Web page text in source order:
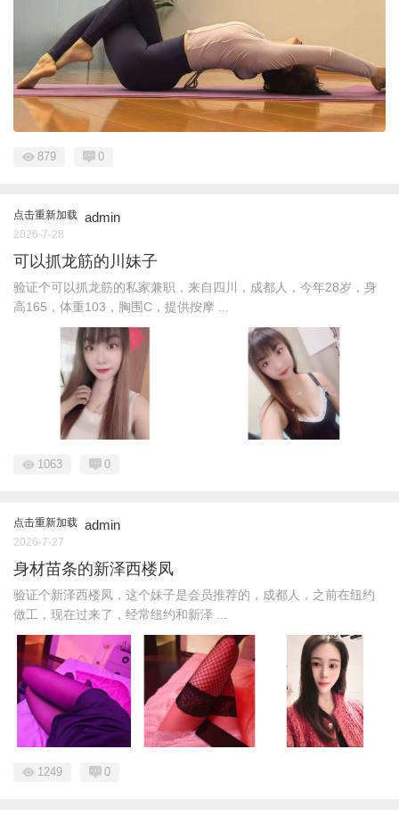
879 0
点击重新加载 admin
2026-7-28
可以抓龙筋的川妹子
验证个可以抓龙筋的私家兼职，来自四川，成都人，今年28岁，身
高165，体重103，胸围C，提供按摩 ...
1063 0
点击重新加载 admin
2026-7-27
身材苗条的新泽西楼凤
验证个新泽西楼凤，这个妹子是会员推荐的，成都人，之前在纽约
做工，现在过来了，经常纽约和新泽 ...
1249 0